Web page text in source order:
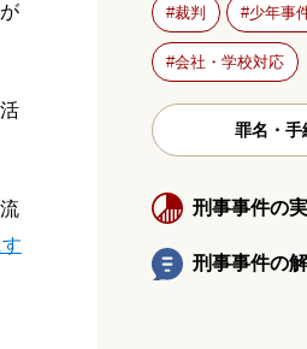
裁判 少年事
会社・学校対応
罪名・手
刑事事件の
刑事事件の